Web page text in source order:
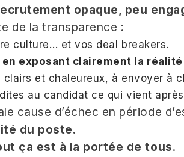
opaque, peu
de la transparence :
culture… et vos deal breakers.
exposant clairement la
clairs et chaleureux, à envoyer à
au candidat ce qui vient
cause d’échec en période
du poste.
ça est à la portée de tous.